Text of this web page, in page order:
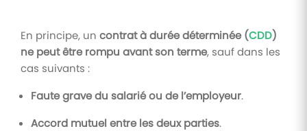
En principe, un contrat à durée déterminée (CDD)
ne peut être rompu avant son terme, sauf dans les
cas suivants :
Faute grave du salarié ou de l’employeur.
Accord mutuel entre les deux parties.